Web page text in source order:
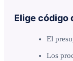
Elige código
El
Los